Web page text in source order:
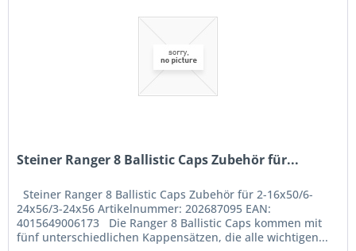
Steiner Ranger 8 Ballistic Caps Zubehör für...
Steiner Ranger 8 Ballistic Caps Zubehör für 2-16x50/6-
24x56/3-24x56 Artikelnummer: 202687095 EAN:
4015649006173 Die Ranger 8 Ballistic Caps kommen mit
fünf unterschiedlichen Kappensätzen, die alle wichtigen...